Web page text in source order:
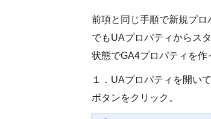
前項と同じ手順で新規プロ
でもUAプロパティからス
状態でGA4プロパティを作
１．UAプロパティを開い
ボタンをクリック。